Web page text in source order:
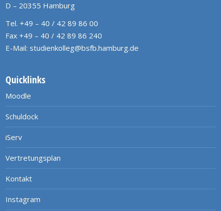
D – 20355 Hamburg
Tel. +49 – 40 / 42 89 86 00
Fax +49 – 40 / 42 89 86 240
E-Mail: studienkolleg@bsfb.hamburg.de
Quicklinks
Moodle
Schuldock
iServ
Vertretungsplan
Kontakt
Instagram